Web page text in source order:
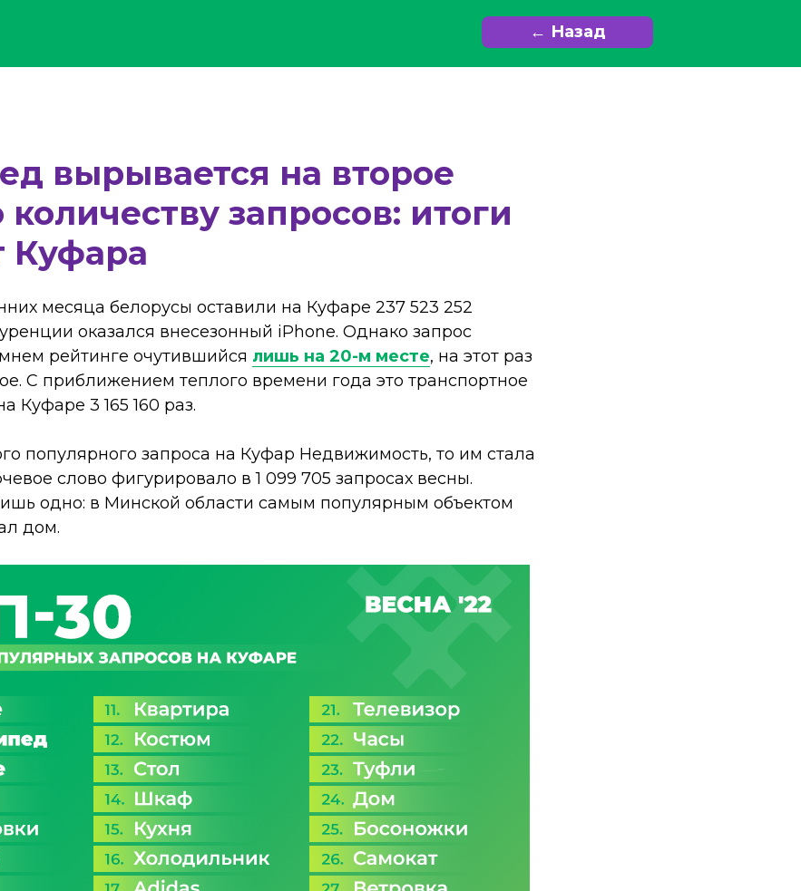
← Назад
вырывается на второе
количеству запросов: итоги
Куфара
месяца белорусы оставили на Куфаре 237 523 252
оказался внесезонный iPhone. Однако запрос
рейтинге очутившийся лишь на 20-м месте, на этот раз
С приближением теплого времени года это транспортное
Куфаре 3 165 160 раз.
популярного запроса на Куфар Недвижимость, то им стала
слово фигурировало в 1 099 705 запросах весны.
одно: в Минской области самым популярным объектом
дом.